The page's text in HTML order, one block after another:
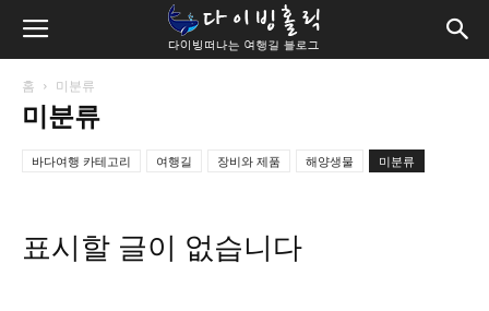
홈 미분류
미분류
바다여행 카테고리 여행길 장비와 제품 해양생물 미분류
표시할 글이 없습니다